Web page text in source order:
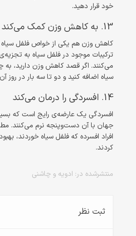
خود قرار دهید.
13. به کاهش وزن کمک می‌کند
کاهش وزن هم یکی از خواص فلفل سیاه
ترکیبات موجود در فلفل سیاه به
می‌کنند. اگر قصد کاهش وزن دارید، به
سیاه اضافه کنید و دو تا سه بار در روز
14. افسردگی را درمان می‌کند
افسردگی یک عارضه‌ی رایج است که
جهان با آن دست‌وپنجه نرم می‌کنند.
افراد افسرده که فلفل سیاه خوردند،
کردند.
منتشرشده در: ادویه و چاشنی
ثبت نظر